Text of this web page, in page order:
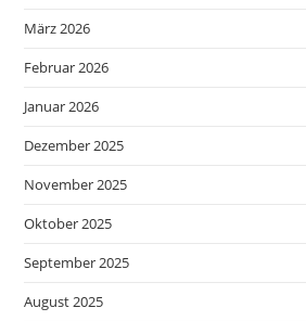
März 2026
Februar 2026
Januar 2026
Dezember 2025
November 2025
Oktober 2025
September 2025
August 2025